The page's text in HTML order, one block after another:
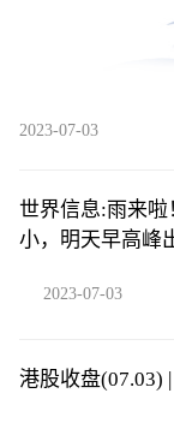
2023-07-03
世界信息:雨来
小，明天早高峰
2023-07-03
港股收盘(07.03)